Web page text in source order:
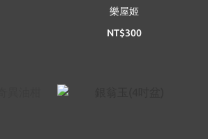
樂屋姬
NT$300